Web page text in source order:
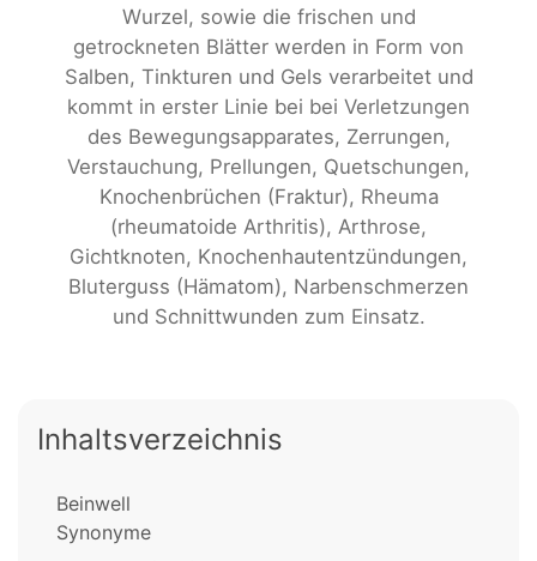
Wurzel, sowie die frischen und
getrockneten Blätter werden in Form von
Salben, Tinkturen und Gels verarbeitet und
kommt in erster Linie bei bei Verletzungen
des Bewegungsapparates, Zerrungen,
Verstauchung, Prellungen, Quetschungen,
Knochenbrüchen (Fraktur), Rheuma
(rheumatoide Arthritis), Arthrose,
Gichtknoten, Knochenhautentzündungen,
Bluterguss (Hämatom), Narbenschmerzen
und Schnittwunden zum Einsatz.
Inhaltsverzeichnis
Beinwell
Synonyme